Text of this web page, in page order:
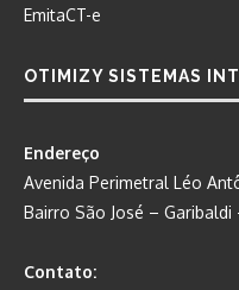
EmitaCT-e
OTIMIZY SISTEMAS
Endereço
Avenida Perimetral Léo
Bairro São José –
Contato: